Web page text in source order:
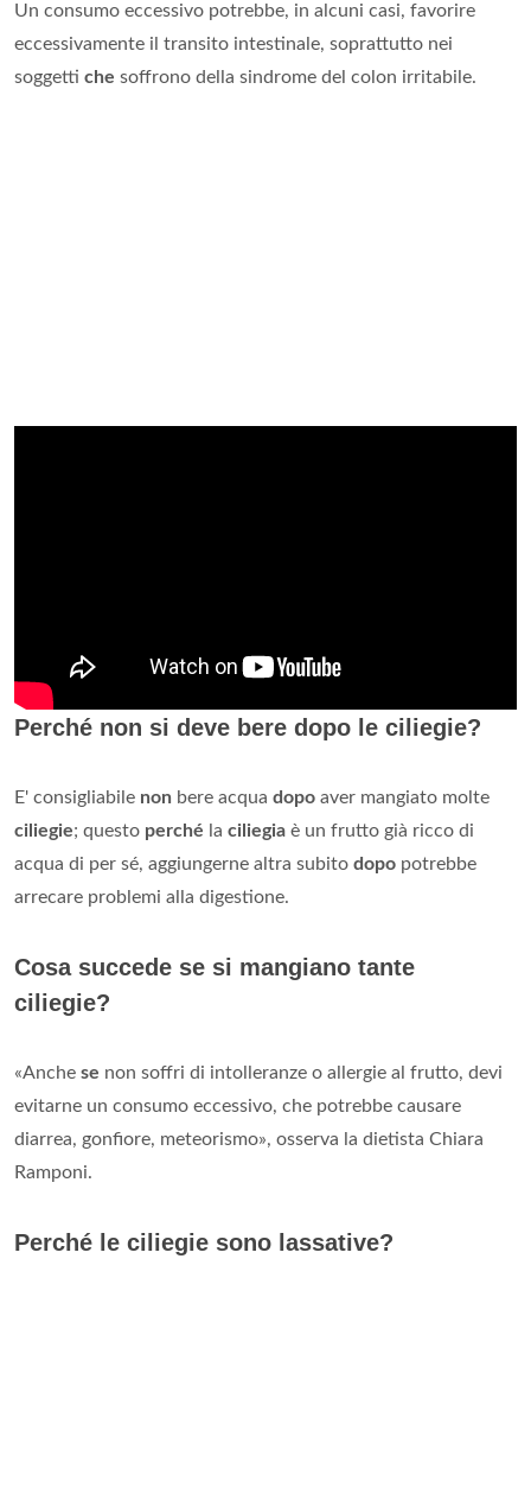
Un consumo eccessivo potrebbe, in alcuni casi, favorire
eccessivamente il transito intestinale, soprattutto nei
soggetti che soffrono della sindrome del colon irritabile.
Perché non si deve bere dopo le ciliegie?
E' consigliabile non bere acqua dopo aver mangiato molte
ciliegie; questo perché la ciliegia è un frutto già ricco di
acqua di per sé, aggiungerne altra subito dopo potrebbe
arrecare problemi alla digestione.
Cosa succede se si mangiano tante
ciliegie?
«Anche se non soffri di intolleranze o allergie al frutto, devi
evitarne un consumo eccessivo, che potrebbe causare
diarrea, gonfiore, meteorismo», osserva la dietista Chiara
Ramponi.
Perché le ciliegie sono lassative?